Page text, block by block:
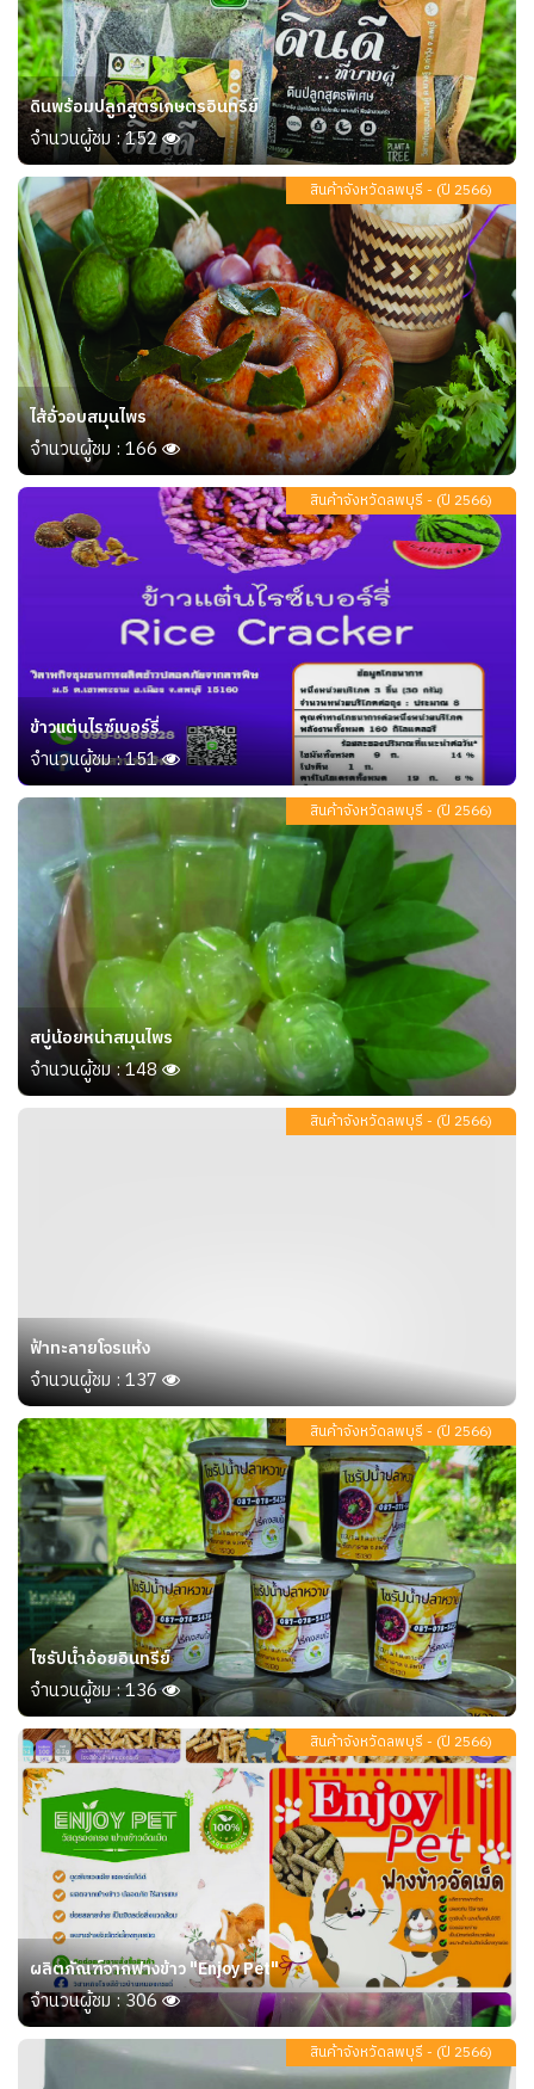
ดินพร้อมปลูกสูตรเกษตรอินทรีย์
จำนวนผู้ชม : 152
สินค้าจังหวัดลพบุรี - (ปี 2566)
ไส้อั่วอบสมุนไพร
จำนวนผู้ชม : 166
สินค้าจังหวัดลพบุรี - (ปี 2566)
ข้าวแต่นไรซ์เบอร์รี่
จำนวนผู้ชม : 151
สินค้าจังหวัดลพบุรี - (ปี 2566)
สบู่น้อยหน่าสมุนไพร
จำนวนผู้ชม : 148
สินค้าจังหวัดลพบุรี - (ปี 2566)
ฟ้าทะลายโจรแห้ง
จำนวนผู้ชม : 137
สินค้าจังหวัดลพบุรี - (ปี 2566)
ไซรัปน้ำอ้อยอินทรีย์
จำนวนผู้ชม : 136
สินค้าจังหวัดลพบุรี - (ปี 2566)
ผลิตภัณฑ์จากฟางข้าว "Enjoy Pet"
จำนวนผู้ชม : 306
สินค้าจังหวัดลพบุรี - (ปี 2566)